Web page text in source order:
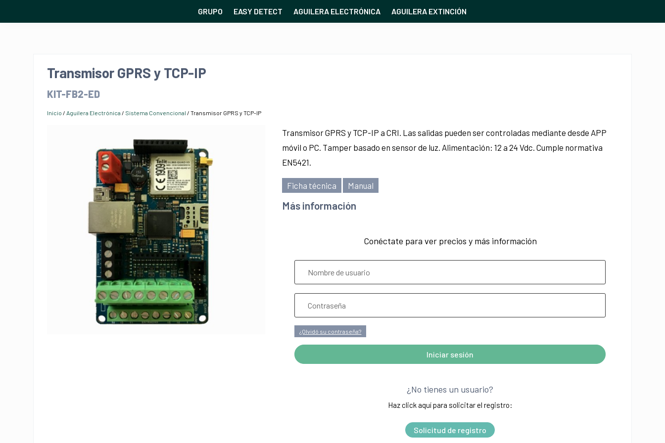
GRUPO EASY DETECT AGUILERA ELECTRÓNICA AGUILERA EXTINCIÓN
Transmisor GPRS y TCP-IP
KIT-FB2-ED
Inicio /Aguilera Electrónica / Sistema Convencional / Transmisor GPRS y TCP-IP
Transmisor GPRS y TCP-IP a CRI. Las salidas pueden ser controladas mediante desde APP
móvil o PC. Tamper basado en sensor de luz. Alimentación: 12 a 24 Vdc. Cumple normativa
EN5421.
Ficha técnica Manual
Más información
Conéctate para ver precios y más información
¿Olvidó su contraseña?
Iniciar sesión
¿No tienes un usuario?
Haz click aquí para solicitar el registro:
Solicitud de registro